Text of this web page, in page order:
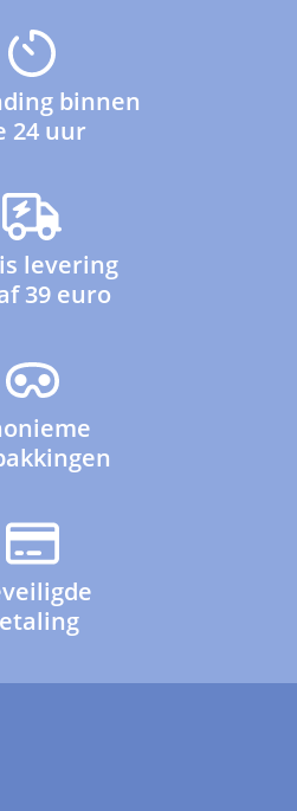
binnen
24 uur
levering
39 euro